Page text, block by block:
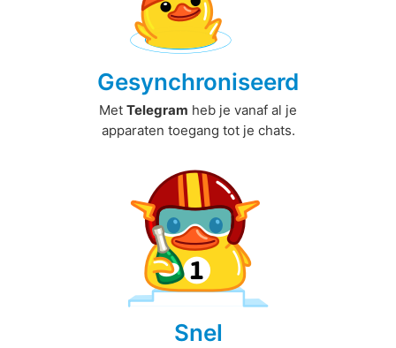
Gesynchroniseerd
Met Telegram heb je vanaf al je
apparaten toegang tot je chats.
Snel